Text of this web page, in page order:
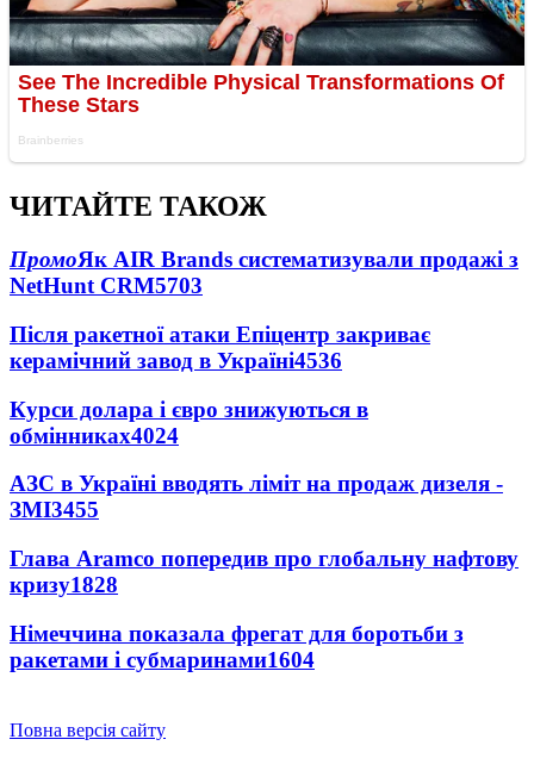
ЧИТАЙТЕ ТАКОЖ
ПромоЯк AIR Brands систематизували продажі з
NetHunt CRM5703
Після ракетної атаки Епіцентр закриває
керамічний завод в Україні4536
Курси долара і євро знижуються в
обмінниках4024
АЗС в Україні вводять ліміт на продаж дизеля -
ЗМІ3455
Глава Aramco попередив про глобальну нафтову
кризу1828
Німеччина показала фрегат для боротьби з
ракетами і субмаринами1604
Повна версія сайту